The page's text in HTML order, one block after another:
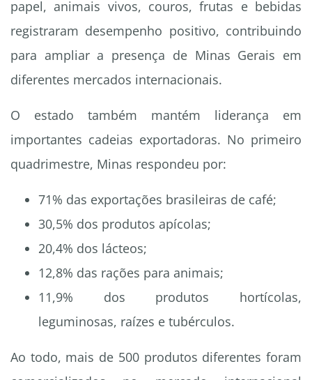
papel, animais vivos, couros, frutas e bebidas
registraram desempenho positivo, contribuindo
para ampliar a presença de Minas Gerais em
diferentes mercados internacionais.
O estado também mantém liderança em
importantes cadeias exportadoras. No primeiro
quadrimestre, Minas respondeu por:
71% das exportações brasileiras de café;
30,5% dos produtos apícolas;
20,4% dos lácteos;
12,8% das rações para animais;
11,9% dos produtos hortícolas,
leguminosas, raízes e tubérculos.
Ao todo, mais de 500 produtos diferentes foram